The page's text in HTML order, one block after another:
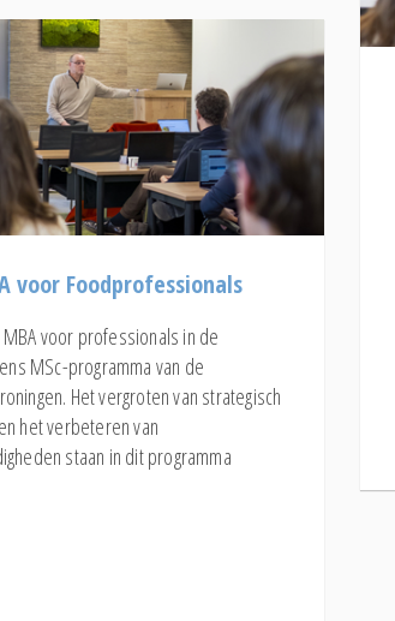
voor Foodprofessionals
voor professionals in de
MSc-programma van de
Het vergroten van strategisch
het verbeteren van
staan in dit programma